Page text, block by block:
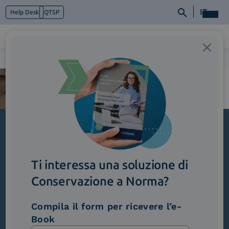
Help Desk QTSP IT
Cosa facciamo
00-1
Iscriviti alla newsletter
Novità, iniziative ed eventi dal mondo della
trasformazione digitale.
Ti interessa una soluzione di
Conservazione a Norma?
Compila il form per ricevere l’e-
Book